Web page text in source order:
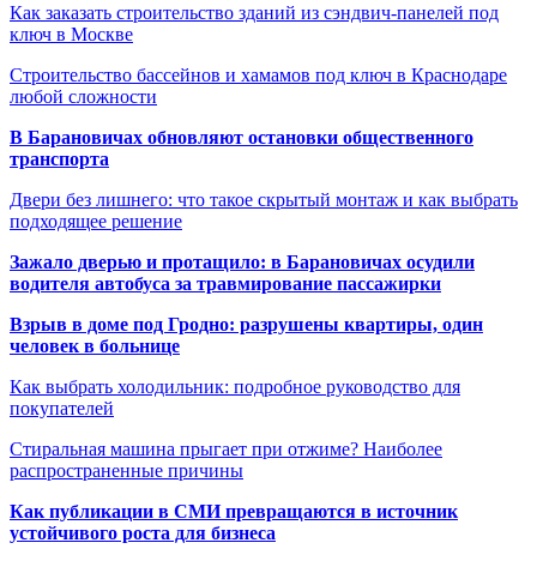
Как заказать строительство зданий из сэндвич-панелей под
ключ в Москве
Строительство бассейнов и хамамов под ключ в Краснодаре
любой сложности
В Барановичах обновляют остановки общественного
транспорта
Двери без лишнего: что такое скрытый монтаж и как выбрать
подходящее решение
Зажало дверью и протащило: в Барановичах осудили
водителя автобуса за травмирование пассажирки
Взрыв в доме под Гродно: разрушены квартиры, один
человек в больнице
Как выбрать холодильник: подробное руководство для
покупателей
Стиральная машина прыгает при отжиме? Наиболее
распространенные причины
Как публикации в СМИ превращаются в источник
устойчивого роста для бизнеса